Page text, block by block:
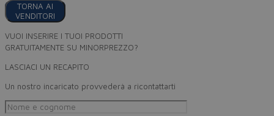
TORNA AI
VENDITORI
VUOI INSERIRE I TUOI PRODOTTI
GRATUITAMENTE SU MINORPREZZO?
LASCIACI UN RECAPITO
Un nostro incaricato provvederà a ricontattarti